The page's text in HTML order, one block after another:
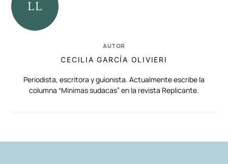
AUTOR
CECILIA GARCÍA OLIVIERI
Periodista, escritora y guionista. Actualmente escribe la
columna “Mínimas sudacas” en la revista Replicante.